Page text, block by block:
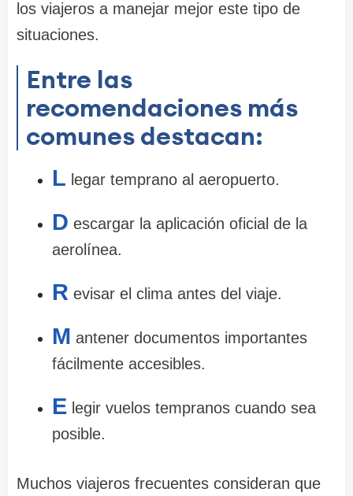
los viajeros a manejar mejor este tipo de
situaciones.
Entre las
recomendaciones más
comunes destacan:
L legar temprano al aeropuerto.
D escargar la aplicación oficial de la
aerolínea.
R evisar el clima antes del viaje.
M antener documentos importantes
fácilmente accesibles.
E legir vuelos tempranos cuando sea
posible.
Muchos viajeros frecuentes consideran que